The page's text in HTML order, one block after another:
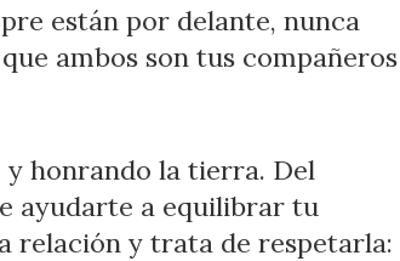
están por delante, nunca
ambos son tus compañeros
y honrando la tierra. Del
ayudarte a equilibrar tu
relación y trata de respetarla: